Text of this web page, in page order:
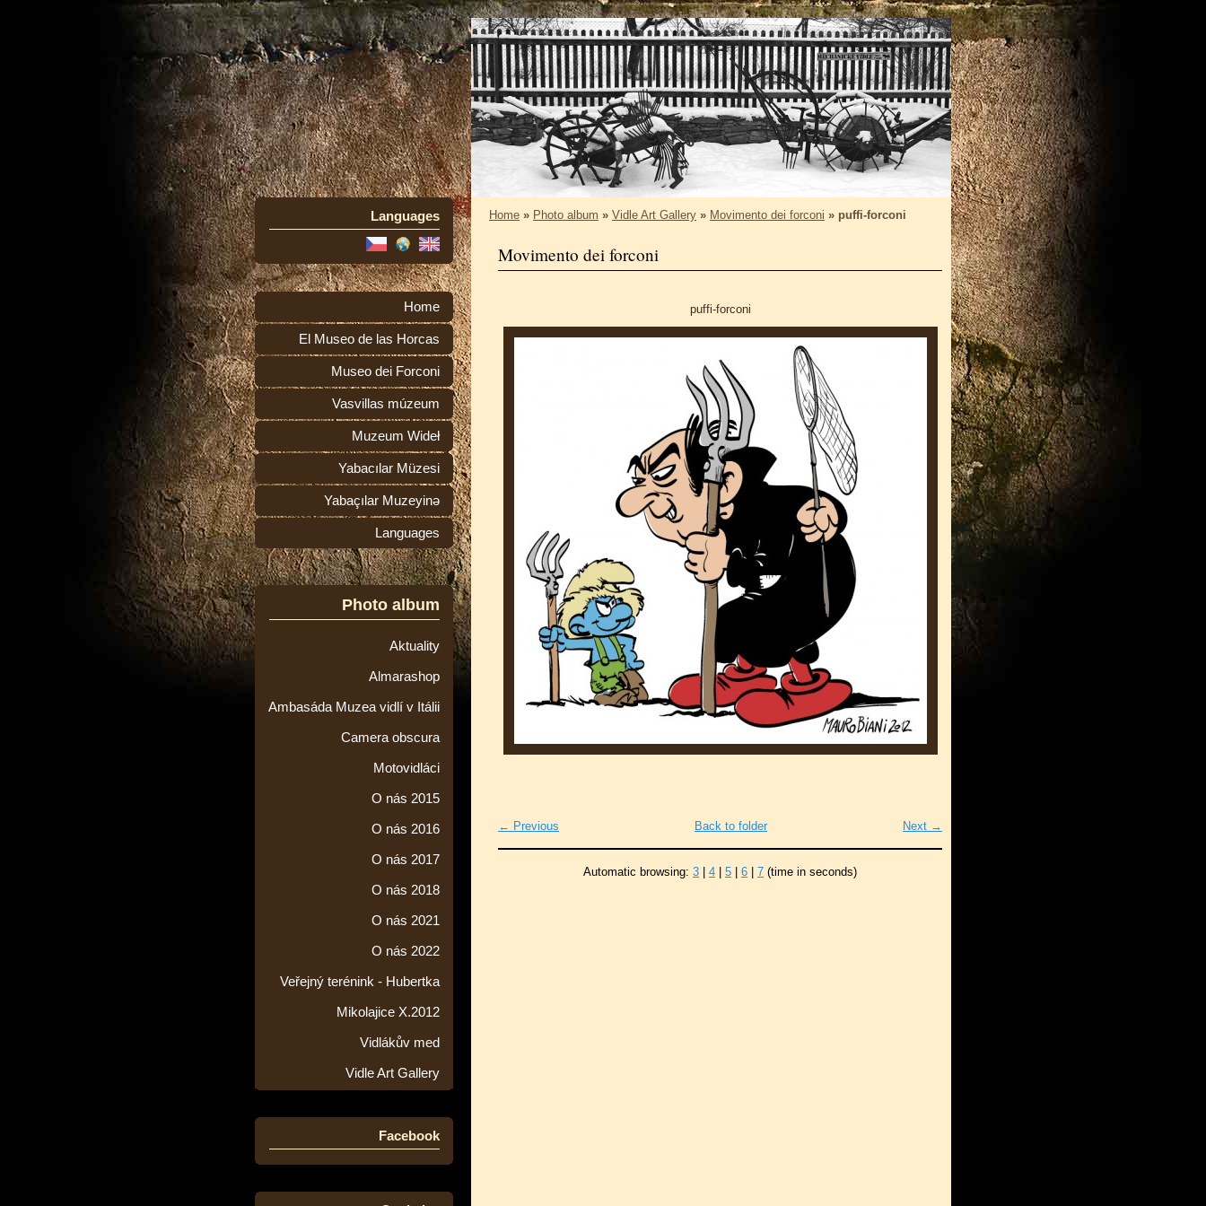
Languages
Home
El Museo de las Horcas
Museo dei Forconi
Vasvillas múzeum
Muzeum Wideł
Yabacılar Müzesi
Yabaçılar Muzeyinə
Languages
Photo album
Aktuality
Almarashop
Ambasáda Muzea vidlí v Itálii
Camera obscura
Motovidláci
O nás 2015
O nás 2016
O nás 2017
O nás 2018
O nás 2021
O nás 2022
Veřejný terénink - Hubertka
Mikolajice X.2012
Vidlákův med
Vidle Art Gallery
Facebook
Home » Photo album » Vidle Art Gallery » Movimento dei forconi » puffi-forconi
Movimento dei forconi
puffi-forconi
← Previous Next →
Back to folder
Automatic browsing: 3 4 5 6 7 (time in seconds)